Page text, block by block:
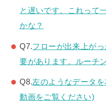
と遅いです。これって
かな？
Q7.フローが出来上が
要があります。ルーチ
Q8.左のようなデータ
動画をご覧ください)